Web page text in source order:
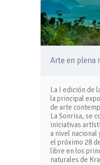
Arte en plena
La I edición de
la principal
de arte
La Sonrisa, se
iniciativas
a nivel nacional
el próximo 28
libre en los
naturales de